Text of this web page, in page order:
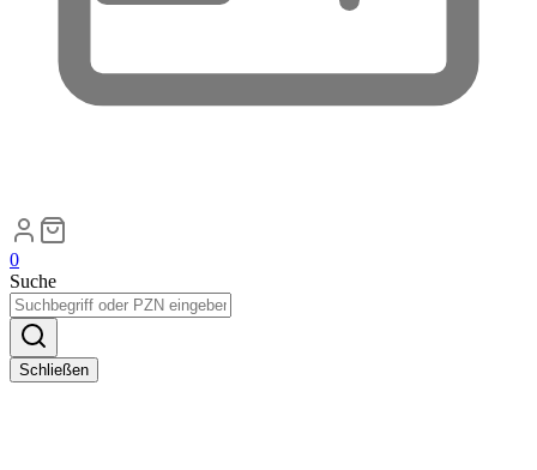
0
Suche
Schließen